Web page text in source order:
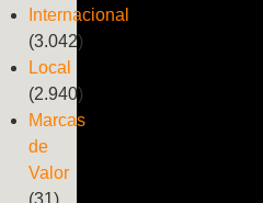
Internacional
(3.042)
Local
(2.940)
Marcas
de
Valor